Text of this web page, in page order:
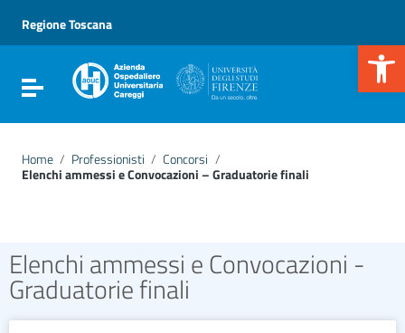
Vai al menu di navigazione
Vai al footer
Regione Toscana
Attiva / disattiva la navigazione
Home / Professionisti / Concorsi /
Elenchi ammessi e Convocazioni – Graduatorie finali
Elenchi ammessi e Convocazioni -
Graduatorie finali